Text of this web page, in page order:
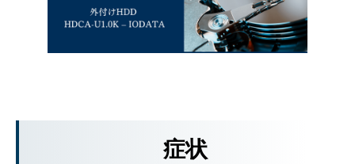
症状